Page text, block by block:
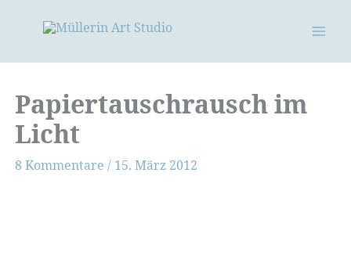
Papiertauschrausch im
Licht
8 Kommentare / 15. März 2012